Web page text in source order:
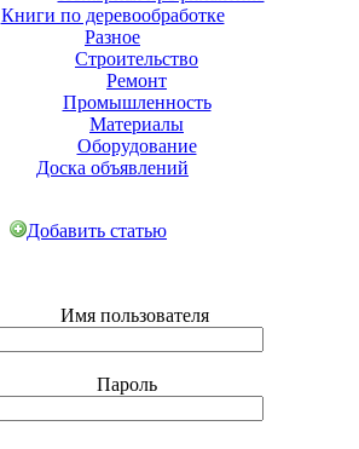
Книги по деревообработке
Разное
Строительство
Ремонт
Промышленность
Материалы
Оборудование
Доска объявлений
Добавить статью
Имя пользователя
Пароль